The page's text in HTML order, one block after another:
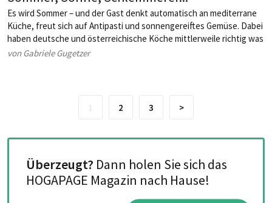
Es wird Sommer – und der Gast denkt automatisch an mediterrane
Küche, freut sich auf Antipasti und sonnengereiftes Gemüse. Dabei
haben deutsche und österreichische Köche mittlerweile richtig was
drauf, wenn es um kalorienleichte, aromatische Küche geht. Die
von Gabriele Gugetzer
2 3 >
Überzeugt? Dann holen Sie sich das
HOGAPAGE Magazin nach Hause!